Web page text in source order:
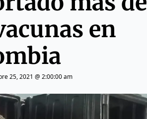
en
25, 2021 @ 2:00:00 am